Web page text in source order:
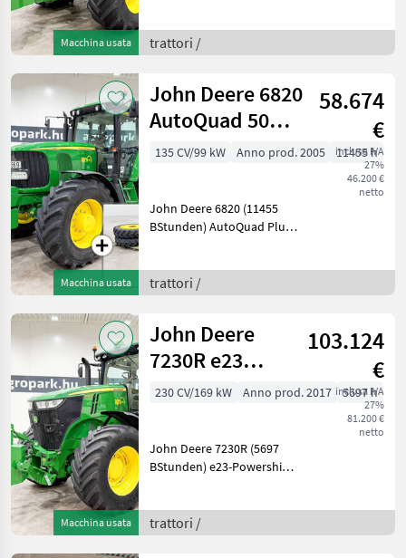
Macchina usata
Kabine, SF3000 AutoTrac,
1+2-Kreis-Druckluftbremse,
trattori /
Macchina usata
John Deere 6820
AutoQuad 50
km/h, TLS, cab
58.674
€
inclusa IVA
27%
46.200 €
netto
135 CV/99 kW Anno prod. 2005 11455 h
John Deere 6820 (11455
BStunden) AutoQuad Plus
Druckluftbremse,
Klimaanlage, 8 Räder,
Baujahr
trattori /
Macchina usata
John Deere
7230R e23
Powershift 40
suspended front
ax
103.124
€
inclusa IVA
27%
81.200 €
netto
230 CV/169 kW Anno prod. 2017 5697 h
John Deere 7230R (5697
BStunden) e23-Powershift-
SF3000 AutoTrac, 1+2-Kreis-
Druckluftbremse, 5 DW-
trattori /